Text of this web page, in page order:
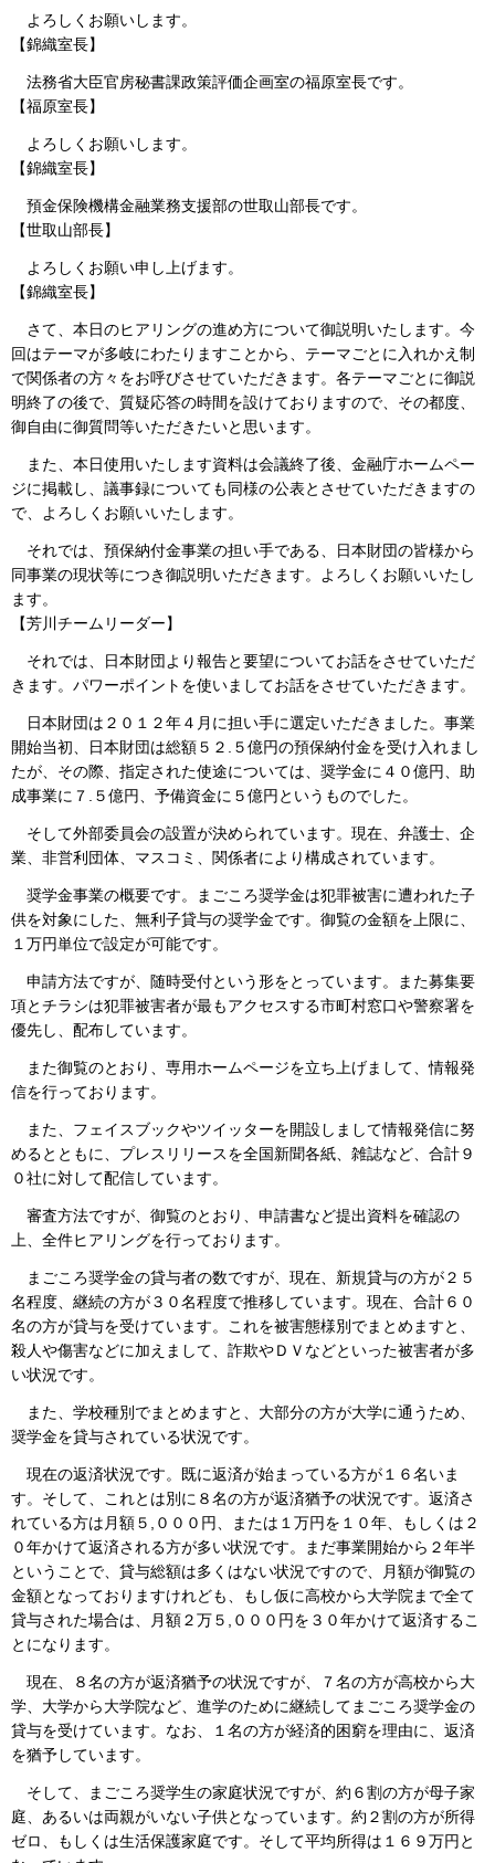
よろしくお願いします。
【錦織室長】
法務省大臣官房秘書課政策評価企画室の福原室長です。
【福原室長】
よろしくお願いします。
【錦織室長】
預金保険機構金融業務支援部の世取山部長です。
【世取山部長】
よろしくお願い申し上げます。
【錦織室長】
さて、本日のヒアリングの進め方について御説明いたします。今
回はテーマが多岐にわたりますことから、テーマごとに入れかえ制
で関係者の方々をお呼びさせていただきます。各テーマごとに御説
明終了の後で、質疑応答の時間を設けておりますので、その都度、
御自由に御質問等いただきたいと思います。
また、本日使用いたします資料は会議終了後、金融庁ホームペー
ジに掲載し、議事録についても同様の公表とさせていただきますの
で、よろしくお願いいたします。
それでは、預保納付金事業の担い手である、日本財団の皆様から
同事業の現状等につき御説明いただきます。よろしくお願いいたし
ます。
【芳川チームリーダー】
それでは、日本財団より報告と要望についてお話をさせていただ
きます。パワーポイントを使いましてお話をさせていただきます。
日本財団は２０１２年４月に担い手に選定いただきました。事業
開始当初、日本財団は総額５２.５億円の預保納付金を受け入れまし
たが、その際、指定された使途については、奨学金に４０億円、助
成事業に７.５億円、予備資金に５億円というものでした。
そして外部委員会の設置が決められています。現在、弁護士、企
業、非営利団体、マスコミ、関係者により構成されています。
奨学金事業の概要です。まごころ奨学金は犯罪被害に遭われた子
供を対象にした、無利子貸与の奨学金です。御覧の金額を上限に、
１万円単位で設定が可能です。
申請方法ですが、随時受付という形をとっています。また募集要
項とチラシは犯罪被害者が最もアクセスする市町村窓口や警察署を
優先し、配布しています。
また御覧のとおり、専用ホームページを立ち上げまして、情報発
信を行っております。
また、フェイスブックやツイッターを開設しまして情報発信に努
めるとともに、プレスリリースを全国新聞各紙、雑誌など、合計９
０社に対して配信しています。
審査方法ですが、御覧のとおり、申請書など提出資料を確認の
上、全件ヒアリングを行っております。
まごころ奨学金の貸与者の数ですが、現在、新規貸与の方が２５
名程度、継続の方が３０名程度で推移しています。現在、合計６０
名の方が貸与を受けています。これを被害態様別でまとめますと、
殺人や傷害などに加えまして、詐欺やＤＶなどといった被害者が多
い状況です。
また、学校種別でまとめますと、大部分の方が大学に通うため、
奨学金を貸与されている状況です。
現在の返済状況です。既に返済が始まっている方が１６名いま
す。そして、これとは別に８名の方が返済猶予の状況です。返済さ
れている方は月額５,０００円、または１万円を１０年、もしくは２
０年かけて返済される方が多い状況です。まだ事業開始から２年半
ということで、貸与総額は多くはない状況ですので、月額が御覧の
金額となっておりますけれども、もし仮に高校から大学院まで全て
貸与された場合は、月額２万５,０００円を３０年かけて返済するこ
とになります。
現在、８名の方が返済猶予の状況ですが、７名の方が高校から大
学、大学から大学院など、進学のために継続してまごころ奨学金の
貸与を受けています。なお、１名の方が経済的困窮を理由に、返済
を猶予しています。
そして、まごころ奨学生の家庭状況ですが、約６割の方が母子家
庭、あるいは両親がいない子供となっています。約２割の方が所得
ゼロ、もしくは生活保護家庭です。そして平均所得は１６９万円と